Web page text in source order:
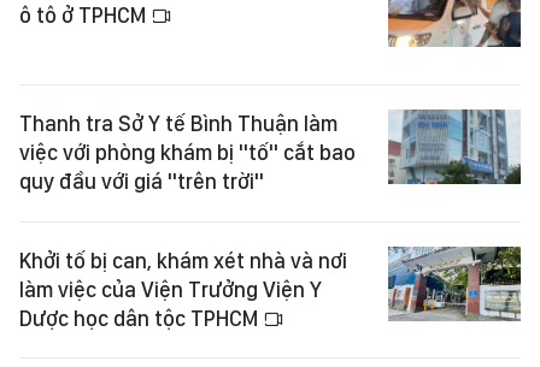
ô tô ở TPHCM
Thanh tra Sở Y tế Bình Thuận làm
việc với phòng khám bị "tố" cắt bao
quy đầu với giá "trên trời"
Khởi tố bị can, khám xét nhà và nơi
làm việc của Viện Trưởng Viện Y
Dược học dân tộc TPHCM